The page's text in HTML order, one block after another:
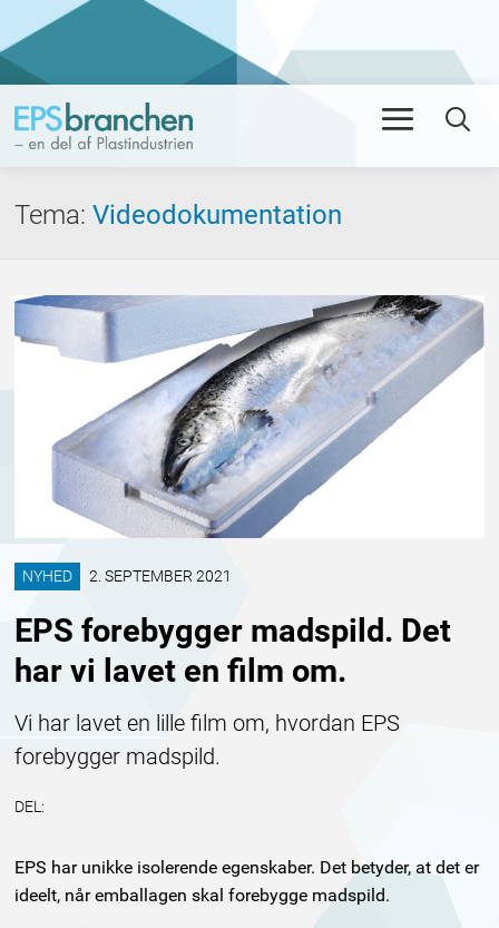
Tema:Videodokumentation
EPS forebygger madspild. Det
har vi lavet en film om.
NYHED 2. SEPTEMBER 2021
Vi har lavet en lille film om, hvordan EPS
forebygger madspild.
DEL:
EPS har unikke isolerende egenskaber. Det betyder, at det er
ideelt, når emballagen skal forebygge madspild.